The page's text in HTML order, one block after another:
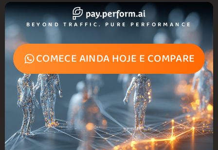
BEYOND TRAFFIC. PURE PERFORMANCE
COMECE AINDA HOJE E COMPARE